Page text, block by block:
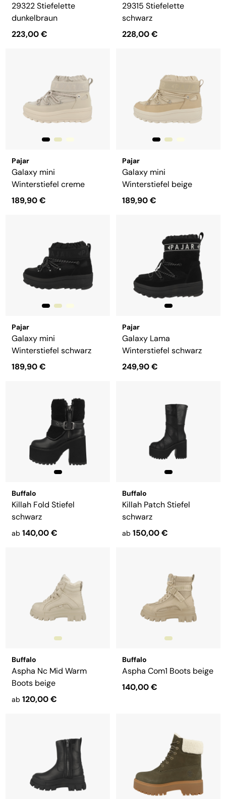
29322 Stiefelette
dunkelbraun
223,00 €
29315 Stiefelette
schwarz
228,00 €
Pajar
Galaxy mini
Winterstiefel creme
189,90 €
Pajar
Galaxy mini
Winterstiefel beige
189,90 €
Pajar
Galaxy mini
Winterstiefel schwarz
189,90 €
Pajar
Galaxy Lama
Winterstiefel schwarz
249,90 €
Buffalo
Killah Fold Stiefel
schwarz
ab 140,00 €
Buffalo
Killah Patch Stiefel
schwarz
ab 150,00 €
Buffalo
Aspha Nc Mid Warm
Boots beige
ab 120,00 €
Buffalo
Aspha Com1 Boots beige
140,00 €